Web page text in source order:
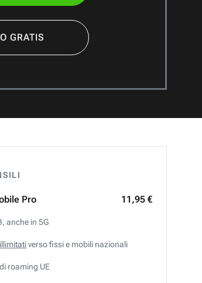
GRATIS
Pro 11,95 €
anche in 5G
illimitativerso fissi e mobili nazionali
roaming UE